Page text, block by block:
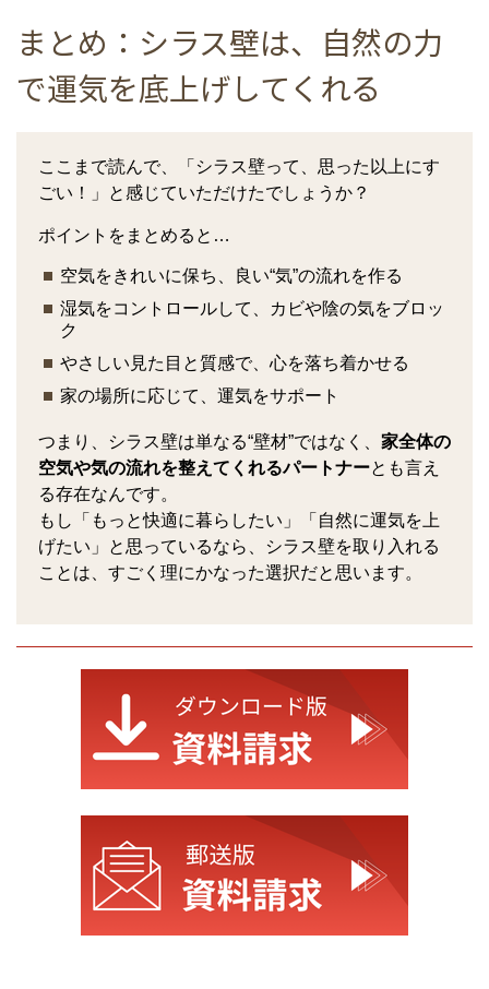
まとめ：シラス壁は、自然の力
で運気を底上げしてくれる
ここまで読んで、「シラス壁って、思った以上にす
ごい！」と感じていただけたでしょうか？
ポイントをまとめると…
空気をきれいに保ち、良い“気”の流れを作る
湿気をコントロールして、カビや陰の気をブロッ
ク
やさしい見た目と質感で、心を落ち着かせる
家の場所に応じて、運気をサポート
つまり、シラス壁は単なる“壁材”ではなく、 家全体の
空気や気の流れを整えてくれるパートナーとも言え
る存在なんです。
もし「もっと快適に暮らしたい」「自然に運気を上
げたい」と思っているなら、シラス壁を取り入れる
ことは、すごく理にかなった選択だと思います。